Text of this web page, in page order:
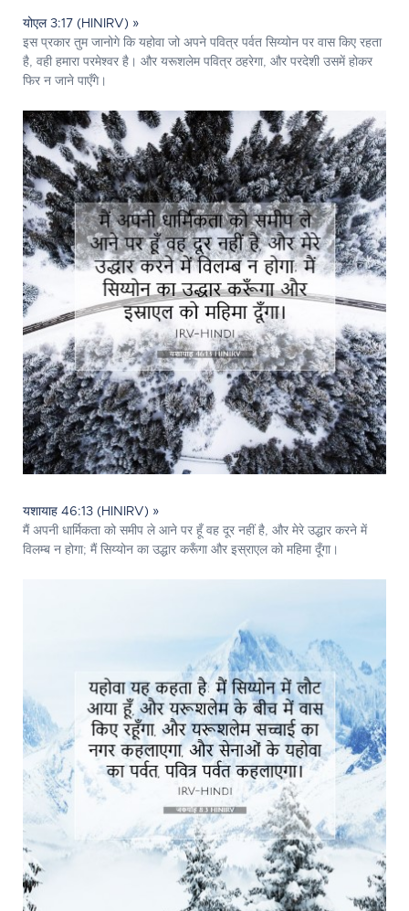
योएल 3:17 (HINIRV) »
इस प्रकार तुम जानोगे कि यहोवा जो अपने पवित्र पर्वत सिय्योन पर वास किए रहता
है, वही हमारा परमेश्‍वर है। और यरूशलेम पवित्र ठहरेगा, और परदेशी उसमें होकर
फिर न जाने पाएँगे।
यशायाह 46:13 (HINIRV) »
मैं अपनी धार्मिकता को समीप ले आने पर हूँ वह दूर नहीं है, और मेरे उद्धार करने में
विलम्ब न होगा; मैं सिय्योन का उद्धार करूँगा और इस्राएल को महिमा दूँगा।